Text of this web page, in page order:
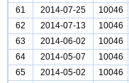
61
2014-07-25 10046
62
2014-07-13 10046
63
2014-06-02 10046
64
2014-05-07 10046
65
2014-05-02 10046